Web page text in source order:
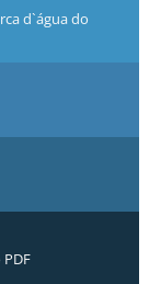
d`água do